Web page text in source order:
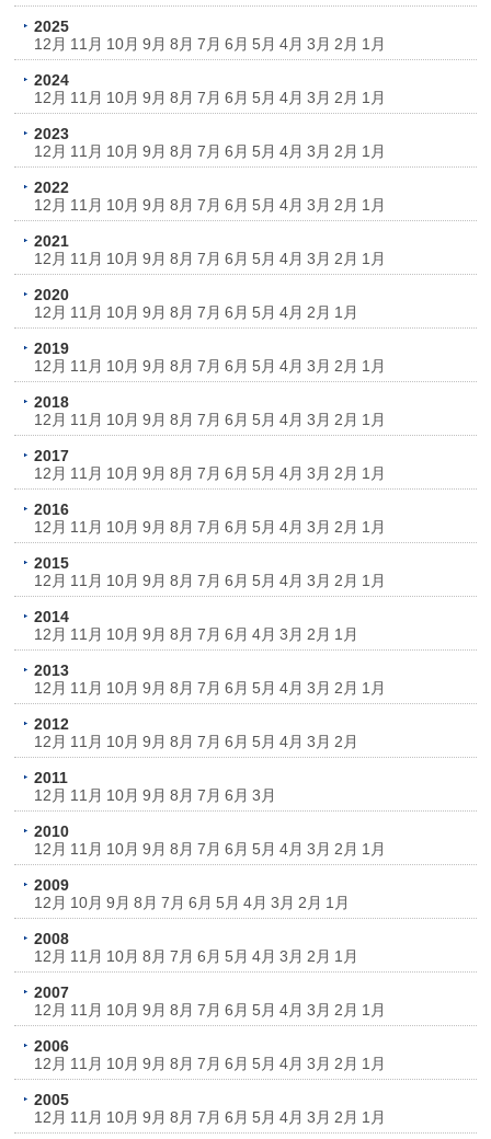
2025
12月 11月 10月 9月 8月 7月 6月 5月 4月 3月 2月 1月
2024
12月 11月 10月 9月 8月 7月 6月 5月 4月 3月 2月 1月
2023
12月 11月 10月 9月 8月 7月 6月 5月 4月 3月 2月 1月
2022
12月 11月 10月 9月 8月 7月 6月 5月 4月 3月 2月 1月
2021
12月 11月 10月 9月 8月 7月 6月 5月 4月 3月 2月 1月
2020
12月 11月 10月 9月 8月 7月 6月 5月 4月 2月 1月
2019
12月 11月 10月 9月 8月 7月 6月 5月 4月 3月 2月 1月
2018
12月 11月 10月 9月 8月 7月 6月 5月 4月 3月 2月 1月
2017
12月 11月 10月 9月 8月 7月 6月 5月 4月 3月 2月 1月
2016
12月 11月 10月 9月 8月 7月 6月 5月 4月 3月 2月 1月
2015
12月 11月 10月 9月 8月 7月 6月 5月 4月 3月 2月 1月
2014
12月 11月 10月 9月 8月 7月 6月 4月 3月 2月 1月
2013
12月 11月 10月 9月 8月 7月 6月 5月 4月 3月 2月 1月
2012
12月 11月 10月 9月 8月 7月 6月 5月 4月 3月 2月
2011
12月 11月 10月 9月 8月 7月 6月 3月
2010
12月 11月 10月 9月 8月 7月 6月 5月 4月 3月 2月 1月
2009
12月 10月 9月 8月 7月 6月 5月 4月 3月 2月 1月
2008
12月 11月 10月 8月 7月 6月 5月 4月 3月 2月 1月
2007
12月 11月 10月 9月 8月 7月 6月 5月 4月 3月 2月 1月
2006
12月 11月 10月 9月 8月 7月 6月 5月 4月 3月 2月 1月
2005
12月 11月 10月 9月 8月 7月 6月 5月 4月 3月 2月 1月